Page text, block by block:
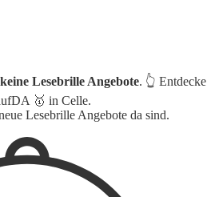
keine Lesebrille Angebote. 👆 Entdecke
🥇 in Celle.
Lesebrille Angebote da sind.